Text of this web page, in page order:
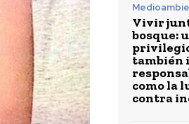
Vivir
bosque:
también
como la
contra